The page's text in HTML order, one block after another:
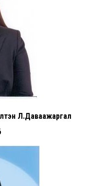
Л.Даваажаргал